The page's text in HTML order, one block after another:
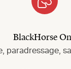
BlackHorse
paradressage,